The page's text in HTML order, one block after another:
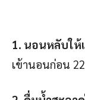
1. นอนหลับให้
เข้านอนก่อน